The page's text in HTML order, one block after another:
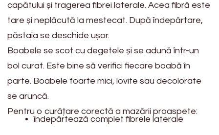
capătului și tragerea fibrei laterale. Acea fibră este
tare și neplăcută la mestecat. După îndepărtare,
păstaia se deschide ușor.
Boabele se scot cu degetele și se adună într-un
bol curat. Este bine să verifici fiecare boabă în
parte. Boabele foarte mici, lovite sau decolorate
se aruncă.
Pentru o curățare corectă a mazării proaspete:
îndepărtează complet fibrele laterale